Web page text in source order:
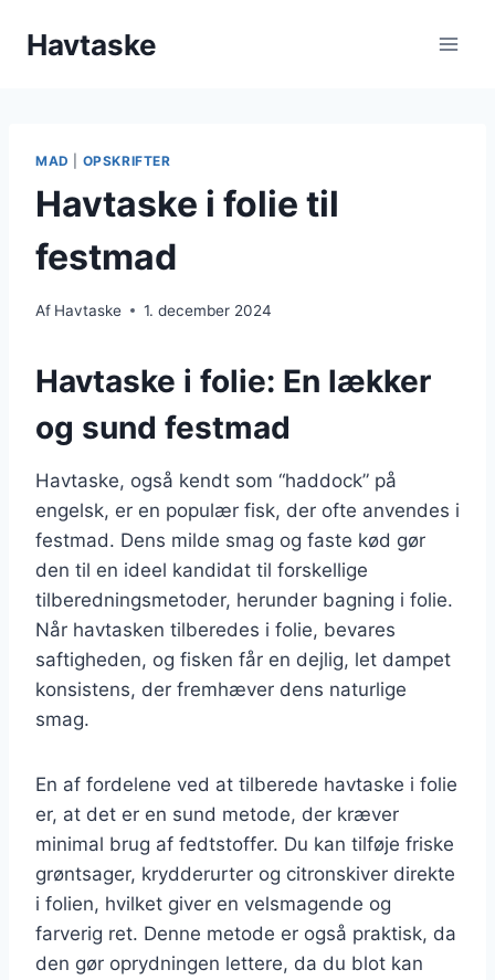
Havtaske
MAD OPSKRIFTER
Havtaske i folie til
festmad
Af Havtaske 1. december 2024
Havtaske i folie: En lækker
og sund festmad
Havtaske, også kendt som “haddock” på
engelsk, er en populær fisk, der ofte anvendes i
festmad. Dens milde smag og faste kød gør
den til en ideel kandidat til forskellige
tilberedningsmetoder, herunder bagning i folie.
Når havtasken tilberedes i folie, bevares
saftigheden, og fisken får en dejlig, let dampet
konsistens, der fremhæver dens naturlige
smag.
En af fordelene ved at tilberede havtaske i folie
er, at det er en sund metode, der kræver
minimal brug af fedtstoffer. Du kan tilføje friske
grøntsager, krydderurter og citronskiver direkte
i folien, hvilket giver en velsmagende og
farverig ret. Denne metode er også praktisk, da
den gør oprydningen lettere, da du blot kan